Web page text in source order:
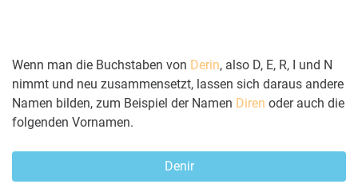
Wenn man die Buchstaben von Derin, also D, E, R, I und N
nimmt und neu zusammensetzt, lassen sich daraus andere
Namen bilden, zum Beispiel der Namen Diren oder auch die
folgenden Vornamen.
Denir